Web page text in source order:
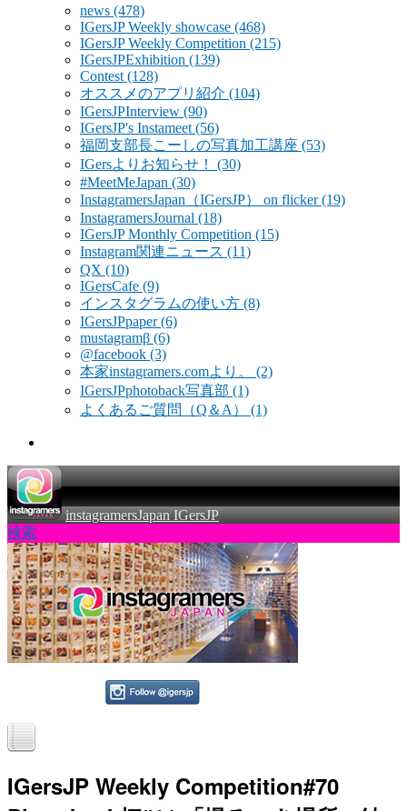
news (478)
IGersJP Weekly showcase (468)
IGersJP Weekly Competition (215)
IGersJPExhibition (139)
Contest (128)
オススメのアプリ紹介 (104)
IGersJPInterview (90)
IGersJP's Instameet (56)
福岡支部長こーしの写真加工講座 (53)
IGersよりお知らせ！ (30)
#MeetMeJapan (30)
InstagramersJapan（IGersJP） on flicker(19)
InstagramersJournal (18)
IGersJP Monthly Competition (15)
Instagram関連ニュース (11)
QX (10)
IGersCafe (9)
インスタグラムの使い方 (8)
IGersJPpaper(6)
mustagramβ (6)
@facebook (3)
本家instagramers.comより。 (2)
IGersJPphotoback写真部 (1)
よくあるご質問（Q＆A） (1)
instagramersJapan IGersJP
検索
IGersJP Weekly Competition#70